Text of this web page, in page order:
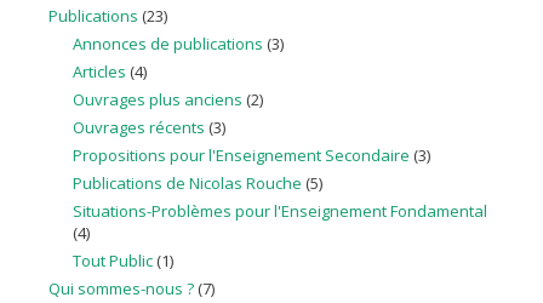
Publications (23)
Annonces de publications (3)
Articles (4)
Ouvrages plus anciens (2)
Ouvrages récents (3)
Propositions pour l'Enseignement Secondaire (3)
Publications de Nicolas Rouche (5)
Situations-Problèmes pour l'Enseignement Fondamental
(4)
Tout Public(1)
Qui sommes-nous ? (7)